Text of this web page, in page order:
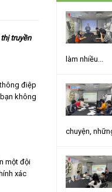
truyền
điệp
không
một đội
xác
làm nhiều...
chuyện,